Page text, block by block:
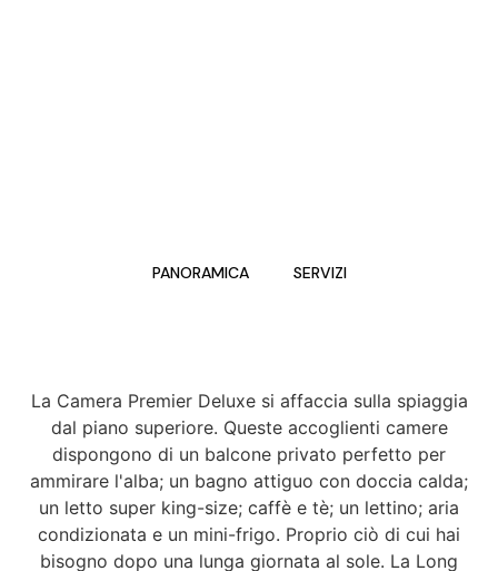
PANORAMICA SERVIZI
La Camera Premier Deluxe si affaccia sulla spiaggia
dal piano superiore. Queste accoglienti camere
dispongono di un balcone privato perfetto per
ammirare l'alba; un bagno attiguo con doccia calda;
un letto super king-size; caffè e tè; un lettino; aria
condizionata e un mini-frigo. Proprio ciò di cui hai
bisogno dopo una lunga giornata al sole. La Long